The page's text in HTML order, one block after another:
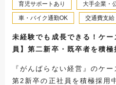
育児サポートあり 大手企業・
車・バイク通勤OK 交通費支給
未経験でも成長できる！ケ
員】第二新卒・既卒者を積極
『がんばらない経営』のケ
第2新卒の正社員を積極採用